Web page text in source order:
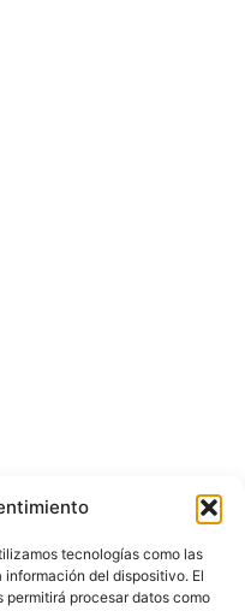
tecnologías como las
del dispositivo. El
procesar datos como